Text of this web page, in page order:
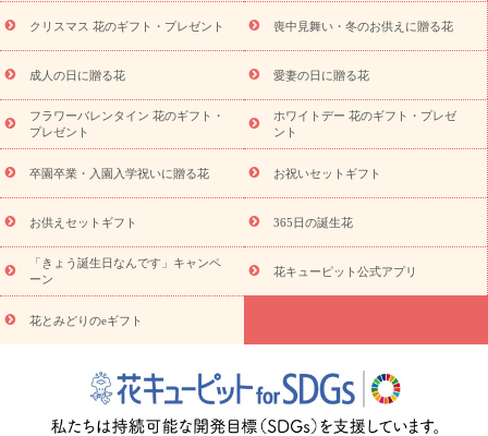
プリザーブドフラワー
スタイルから探す
アレンジメント
蘭・花鉢
ミディ胡蝶蘭・お祝い ミディ胡蝶蘭・お供え
の青色胡蝶蘭
観葉植物 観葉植物 産直多肉植物
プリザーブ
ドフラワー
お祝い お供え・お悔やみ 花とセットギフト
ミオーダー
プチギフト（hanamore -ハナモア-）
花とみどりの
eギフト
花キューピットのeGfit カラー ピンク
レンジ
レッド お花の種類 バラ ユリ トルコキキョウ
予
算から探す
お祝い お祝い・3000円～ お祝い・
お祝い・5000円～ お祝い・7000円～ お祝い・10000円～
お供え・お悔やみ
お供え・お悔やみ・3000円～
お供え・お
悔やみ・5000円～ お供え・お悔やみ・7000円～
お供え・お悔
やみ・10000円～
365日の誕生花カレンダー
開店・開業祝
お祝いを贈るときのマナー・
花キューピットのお祝いコラム一覧
誕生日のお花を「色
彩心理学」で選ぶ方法
結婚祝いの予算相場
出産祝いお役立ち情
クリスマス 花のギフト・プレゼント 喪中見舞い・冬のお供えに贈る花
成人の日に贈る花 愛妻の日に贈る花
フラワーバレンタイン 花のギフト・
プレゼント
ホワイトデー 花のギフト・プレゼ
ント
卒園卒業・入園入学祝いに贈る花 お祝いセットギフト
お供えセットギフト 365日の誕生花
「きょう誕生日なんです」キャンペ
ーン
花キューピット公式アプリ
花とみどりのeギフト